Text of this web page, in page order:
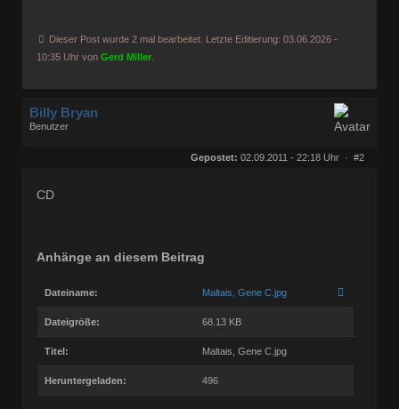
Dieser Post wurde 2 mal bearbeitet. Letzte Editierung: 03.06.2026 -
10:35 Uhr von Gerd Miller
Billy Bryan
Benutzer
Gepostet: 02.09.2011 - 22:18 Uhr · #2
CD
Anhänge an diesem Beitrag
Dateiname: Maltais, Gene C.jpg
Dateigröße: 68.13 KB
Titel: Maltais, Gene C.jpg
Heruntergeladen: 496